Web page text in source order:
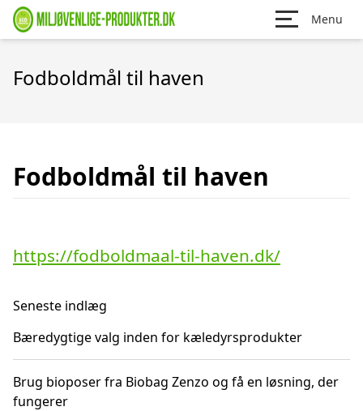
Menu
Fodboldmål til haven
Fodboldmål til haven
https://fodboldmaal-til-haven.dk/
Seneste indlæg
Bæredygtige valg inden for kæledyrsprodukter
Brug bioposer fra Biobag Zenzo og få en løsning, der
fungerer